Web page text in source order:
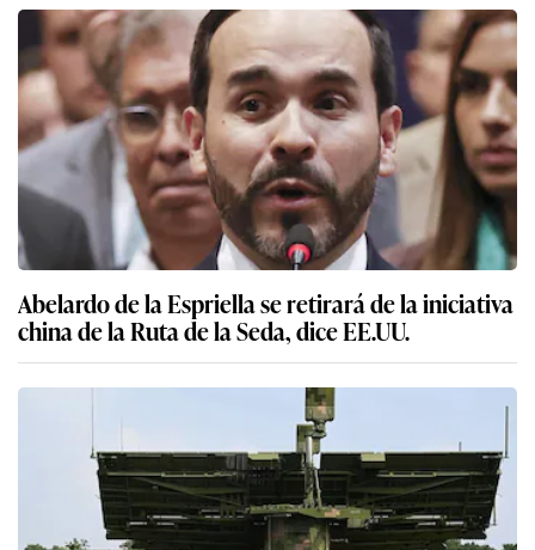
Abelardo de la Espriella se retirará de la iniciativa
china de la Ruta de la Seda, dice EE.UU.